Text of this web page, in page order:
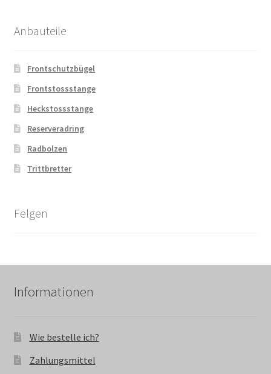
Anbauteile
Frontschutzbügel
Frontstossstange
Heckstossstange
Reserveradring
Radbolzen
Trittbretter
Felgen
Informationen
Wie bestelle ich?
Zahlungsmittel